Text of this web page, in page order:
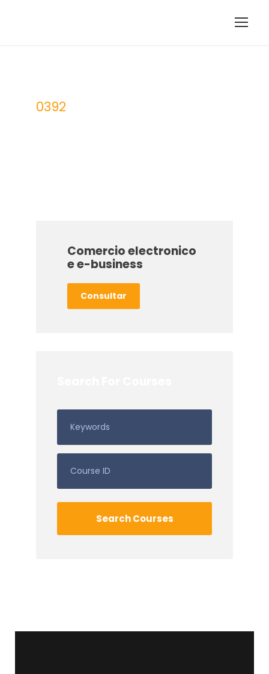
0392
Comercio electronico
e e-business
Consultar